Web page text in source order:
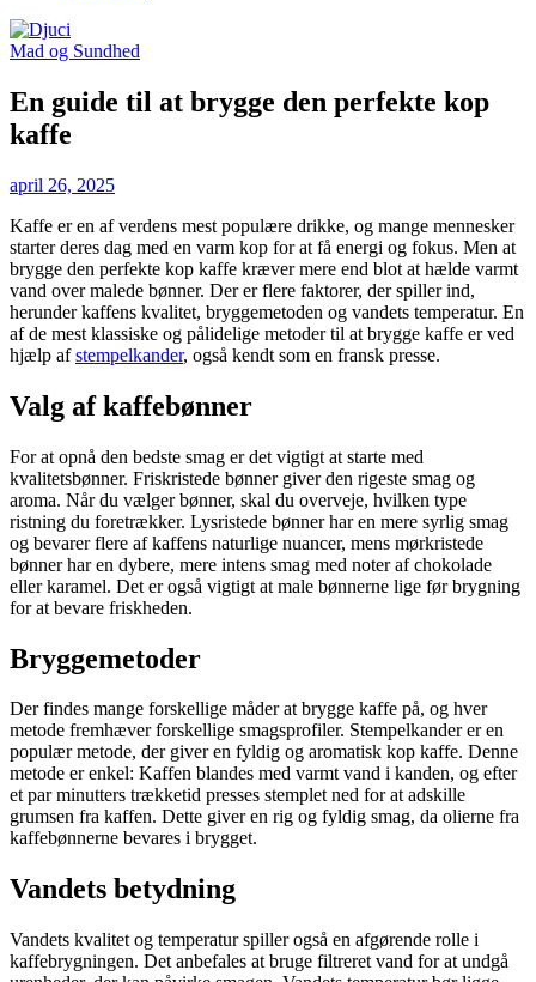
Mad og Sundhed
En guide til at brygge den perfekte kop
kaffe
april 26, 2025
Kaffe er en af verdens mest populære drikke, og mange mennesker
starter deres dag med en varm kop for at få energi og fokus. Men at
brygge den perfekte kop kaffe kræver mere end blot at hælde varmt
vand over malede bønner. Der er flere faktorer, der spiller ind,
herunder kaffens kvalitet, bryggemetoden og vandets temperatur. En
af de mest klassiske og pålidelige metoder til at brygge kaffe er ved
hjælp afstempelkander, også kendt som en fransk presse.
Valg af kaffebønner
For at opnå den bedste smag er det vigtigt at starte med
kvalitetsbønner. Friskristede bønner giver den rigeste smag og
aroma. Når du vælger bønner, skal du overveje, hvilken type
ristning du foretrækker. Lysristede bønner har en mere syrlig smag
og bevarer flere af kaffens naturlige nuancer, mens mørkristede
bønner har en dybere, mere intens smag med noter af chokolade
eller karamel. Det er også vigtigt at male bønnerne lige før brygning
for at bevare friskheden.
Bryggemetoder
Der findes mange forskellige måder at brygge kaffe på, og hver
metode fremhæver forskellige smagsprofiler. Stempelkander er en
populær metode, der giver en fyldig og aromatisk kop kaffe. Denne
metode er enkel: Kaffen blandes med varmt vand i kanden, og efter
et par minutters trækketid presses stemplet ned for at adskille
grumsen fra kaffen. Dette giver en rig og fyldig smag, da olierne fra
kaffebønnerne bevares i brygget.
Vandets betydning
Vandets kvalitet og temperatur spiller også en afgørende rolle i
kaffebrygningen. Det anbefales at bruge filtreret vand for at undgå